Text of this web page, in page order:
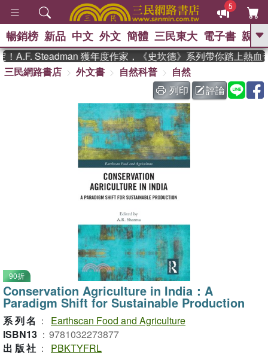
5
GO
熱搜： 東野圭吾 、
、 如果歷史是一群喵 、 暑期
國際布克獎 臺灣漫遊錄 、 方
念華 、 台灣的李登輝時代
孩：黎曼猜想 、 偉大的迷走神經
暢銷榜 新品 中文 外文 簡體 三民東大 電子書 親子
A.F. Steadman 獲年度作家，《史坎德》系列帶你踏上熱血奇
三民網路書店
外文書 自然科普
自然
列印
評論
90折
Conservation Agriculture in India：A
Paradigm Shift for Sustainable Production
系列名 ：
Earthscan Food and Agriculture
ISBN13 ： 9781032273877
出版社 ：
PBKTYFRL